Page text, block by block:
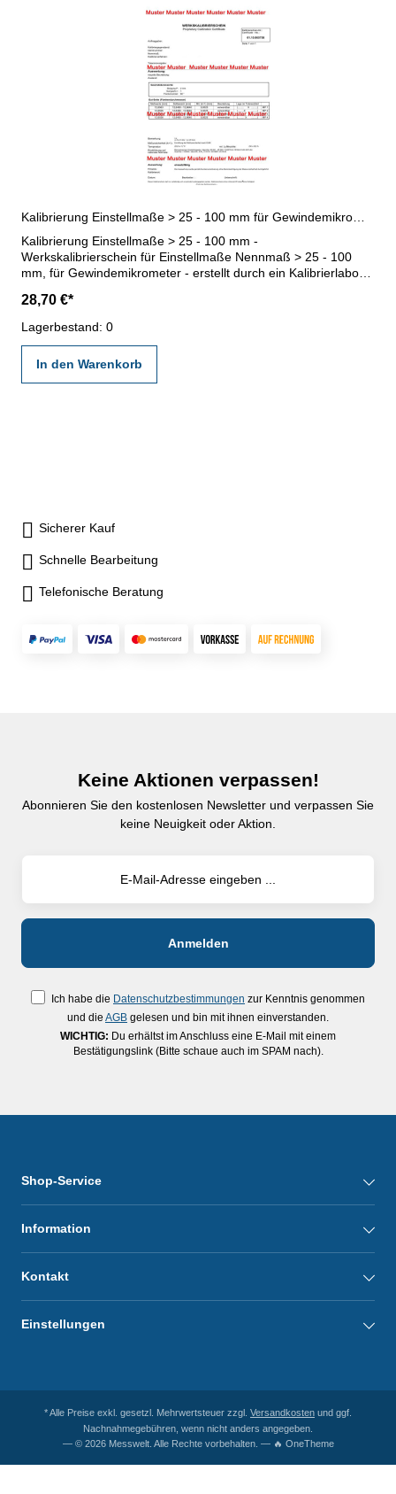
Kalibrierung Einstellmaße > 25 - 100 mm -
Werkskalibrierschein für Einstellmaße Nennmaß > 25 - 100
mm, für Gewindemikrometer - erstellt durch ein Kalibrierlabor-
nach angegebenen Werksnormen
28,70 €*
Lagerbestand: 0
In den Warenkorb
Sicherer Kauf
Schnelle Bearbeitung
Telefonische Beratung
Keine Aktionen verpassen!
Abonnieren Sie den kostenlosen Newsletter und verpassen Sie
keine Neuigkeit oder Aktion.
Ich habe die Datenschutzbestimmungen zur Kenntnis genommen
und die AGB gelesen und bin mit ihnen einverstanden.
WICHTIG: Du erhältst im Anschluss eine E-Mail mit einem
Bestätigungslink (Bitte schaue auch im SPAM nach).
Shop-Service
Information
Kontakt
Einstellungen
* Alle Preise exkl. gesetzl. Mehrwertsteuer zzgl. Versandkosten und ggf.
Nachnahmegebühren, wenn nicht anders angegeben.
— © 2026 Messwelt. Alle Rechte vorbehalten. — 🔥 OneTheme